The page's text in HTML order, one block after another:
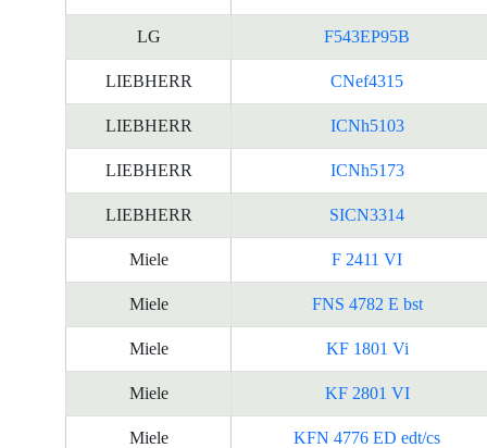
LG F543EP95B
LIEBHERR CNef4315
LIEBHERR ICNh5103
LIEBHERR ICNh5173
LIEBHERR SICN3314
Miele F 2411 VI
Miele FNS 4782 E bst
Miele KF 1801 Vi
Miele KF 2801 VI
Miele KFN 4776 ED edt/cs